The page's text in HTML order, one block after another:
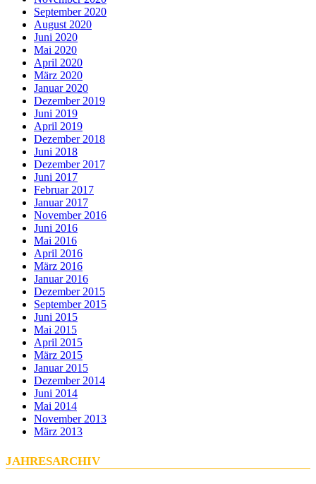
September 2020
August 2020
Juni 2020
Mai 2020
April 2020
März 2020
Januar 2020
Dezember 2019
Juni 2019
April 2019
Dezember 2018
Juni 2018
Dezember 2017
Juni 2017
Februar 2017
Januar 2017
November 2016
Juni 2016
Mai 2016
April 2016
März 2016
Januar 2016
Dezember 2015
September 2015
Juni 2015
Mai 2015
April 2015
März 2015
Januar 2015
Dezember 2014
Juni 2014
Mai 2014
November 2013
März 2013
JAHRESARCHIV